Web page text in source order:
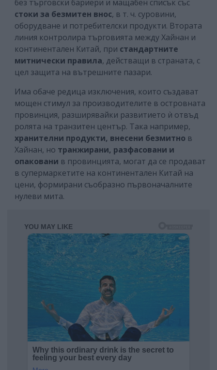
без търговски бариери и мащабен списък със
стоки за безмитен внос, в т. ч. суровини,
оборудване и потребителски продукти. Втората
линия контролира търговията между Хайнан и
континентален Китай, при стандартните
митнически правила, действащи в страната, с
цел защита на вътрешните пазари.
Има обаче редица изключения, които създават
мощен стимул за производителите в островната
провинция, разширявайки развитието ѝ отвъд
ролята на транзитен център. Така например,
хранителни продукти, внесени безмитно в
Хайнан, но транжирани, разфасовани и
опаковани в провинцията, могат да се продават
в супермаркетите на континентален Китай на
цени, формирани съобразно първоначалните
нулеви мита.